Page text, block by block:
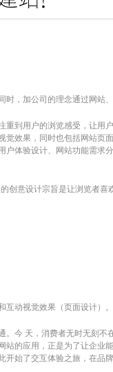
，加公司的理念通过网站
重到用户的浏览感受，让用
效果，同时也包括网站页
体验设计、网站功能需求
创意设计宗旨是让浏览者喜
动视觉效果（页面设计）。
今 天，消费者无时无刻不
的应用，正是为了让企业
始了交互体验之旅，在品